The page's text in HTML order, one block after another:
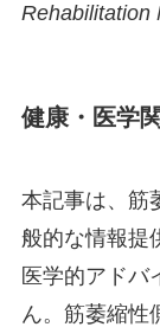
Rehabilitation
健康・医学
本記事は、筋
般的な情報提
医学的アドバ
ん。筋萎縮性